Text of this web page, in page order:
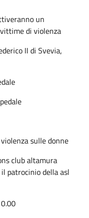
un
di violenza
II di Svevia,
sulle donne
club altamura
patrocinio della asl